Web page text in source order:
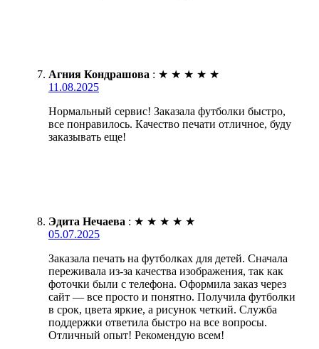
Агния Кондрашова : ★ ★ ★ ★ ★
11.08.2025
Нормальный сервис! Заказала футболки быстро,
все понравилось. Качество печати отличное, буду
заказывать еще!
Эдита Нечаева : ★ ★ ★ ★ ★
05.07.2025
Заказала печать на футболках для детей. Сначала
переживала из-за качества изображения, так как
фоточки были с телефона. Оформила заказ через
сайт — все просто и понятно. Получила футболки
в срок, цвета яркие, а рисунок четкий. Служба
поддержки ответила быстро на все вопросы.
Отличный опыт! Рекомендую всем!